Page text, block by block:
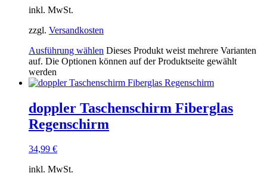
inkl. MwSt.
zzgl. Versandkosten
Ausführung wählen Dieses Produkt weist mehrere Varianten
auf. Die Optionen können auf der Produktseite gewählt
werden
doppler Taschenschirm Fiberglas
Regenschirm
34,99 €
inkl. MwSt.